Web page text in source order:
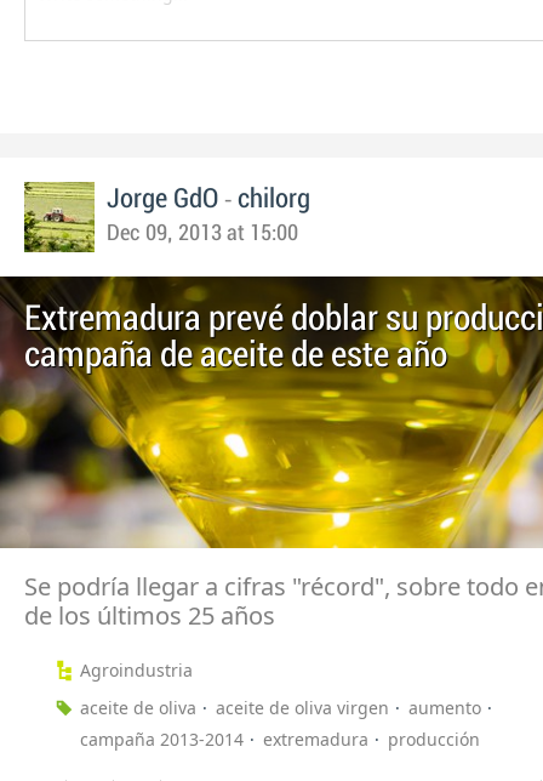
Jorge GdO - chilorg
Dec 09, 2013 at 15:00
Extremadura prevé doblar su
campaña de aceite de este año
Se podría llegar a cifras "récord", sobre todo
de los últimos 25 años
Agroindustria
aceite de oliva
aceite de oliva virgen
aumento
campaña 2013-2014
extremadura producción